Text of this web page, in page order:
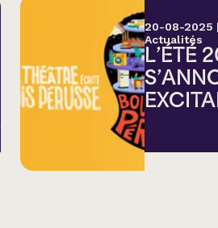
20-08-2025 |
Actualités
L’ÉTÉ